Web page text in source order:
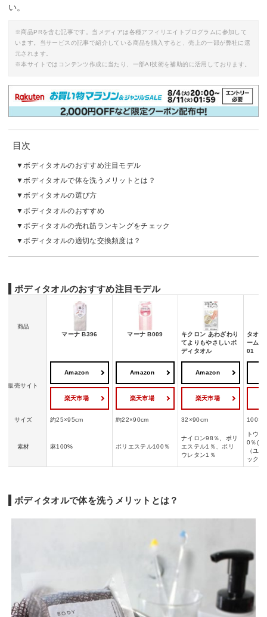
い。
※商品PRを含む記事です。当メディアは各種アフィリエイトプログラムに参加して
います。当サービスの記事で紹介している商品を購入すると、売上の一部が弊社に還
元されます。
※本サイトではコンテンツ作成に当たり、一部AI技術を補助的に活用しております。
目次
ボディタオルのおすすめ注目モデル
ボディタオルで体を洗うメリットとは？
ボディタオルの選び方
ボディタオルのおすすめ
ボディタオルの売れ筋ランキングをチェック
ボディタオルの適切な交換頻度は？
ボディタオルのおすすめ注目モデル
商品
マーナ B396
マーナ B009
キクロン あわざわり
てよりもやさしいボ
ディタオル
タオル
ーム
01
販売サイト
Amazon
楽天市場
Amazon
楽天市場
Amazon
楽天市場
サイズ 約25×95cm 約22×90cm 32×90cm
素材 麻100% ポリエステル100％
ナイロン98％、ポリ
エステル1％、ポリ
ウレタン1％
トウ
0％(ポ
（ユ
ック）
ボディタオルで体を洗うメリットとは？